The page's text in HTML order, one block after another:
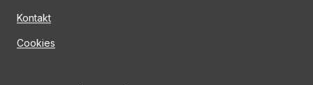
Kontakt
Cookies